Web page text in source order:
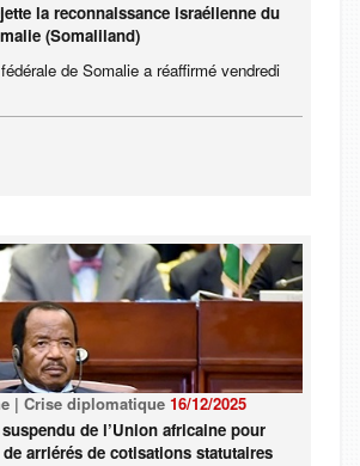
la reconnaissance israélienne du
(Somaliland)
de Somalie a réaffirmé vendredi
| Crise diplomatique 16/12/2025
de l’Union africaine pour
arriérés de cotisations statutaires